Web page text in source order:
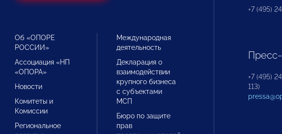
Об «ОПОРЕ
РОССИИ»
Ассоциация «НП
«ОПОРА»
Новости
Комитеты и
Комиссии
Региональное
Международная
деятельность
Декларация о
взаимодействии
крупного бизнеса
с субъектами
МСП
Бюро по защите
прав
+7 (495)
+7 (495)
113)